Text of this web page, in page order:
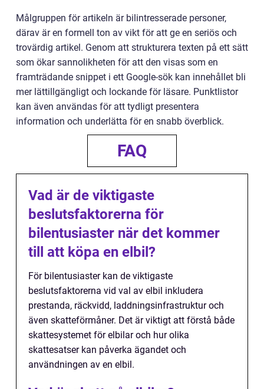
Målgruppen för artikeln är bilintresserade personer,
därav är en formell ton av vikt för att ge en seriös och
trovärdig artikel. Genom att strukturera texten på ett sätt
som ökar sannolikheten för att den visas som en
framträdande snippet i ett Google-sök kan innehållet bli
mer lättillgängligt och lockande för läsare. Punktlistor
kan även användas för att tydligt presentera
information och underlätta för en snabb överblick.
FAQ
Vad är de viktigaste
beslutsfaktorerna för
bilentusiaster när det kommer
till att köpa en elbil?
För bilentusiaster kan de viktigaste
beslutsfaktorerna vid val av elbil inkludera
prestanda, räckvidd, laddningsinfrastruktur och
även skatteförmåner. Det är viktigt att förstå både
skattesystemet för elbilar och hur olika
skattesatser kan påverka ägandet och
användningen av en elbil.